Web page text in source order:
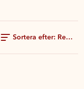
Sortera efter: